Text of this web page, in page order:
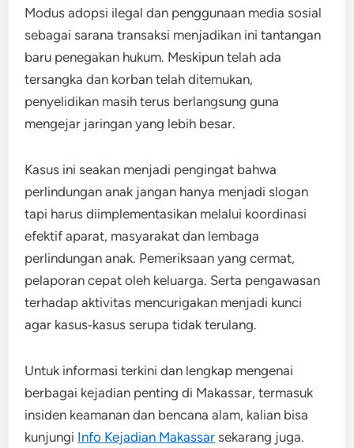
Modus adopsi ilegal dan penggunaan media sosial
sebagai sarana transaksi menjadikan ini tantangan
baru penegakan hukum. Meskipun telah ada
tersangka dan korban telah ditemukan,
penyelidikan masih terus berlangsung guna
mengejar jaringan yang lebih besar.
Kasus ini seakan menjadi pengingat bahwa
perlindungan anak jangan hanya menjadi slogan
tapi harus diimplementasikan melalui koordinasi
efektif aparat, masyarakat dan lembaga
perlindungan anak. Pemeriksaan yang cermat,
pelaporan cepat oleh keluarga. Serta pengawasan
terhadap aktivitas mencurigakan menjadi kunci
agar kasus‑kasus serupa tidak terulang.
Untuk informasi terkini dan lengkap mengenai
berbagai kejadian penting di Makassar, termasuk
insiden keamanan dan bencana alam, kalian bisa
kunjungi Info Kejadian Makassar sekarang juga.